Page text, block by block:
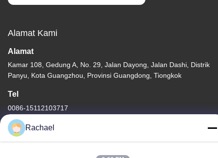
Alamat Kami
Alamat
Kamar 108, Gedung A, No. 29, Jalan Dayong, Jalan Dashi, Distrik
Panyu, Kota Guangzhou, Provinsi Guangdong, Tiongkok
Tel
0086-15112103717
Rachael